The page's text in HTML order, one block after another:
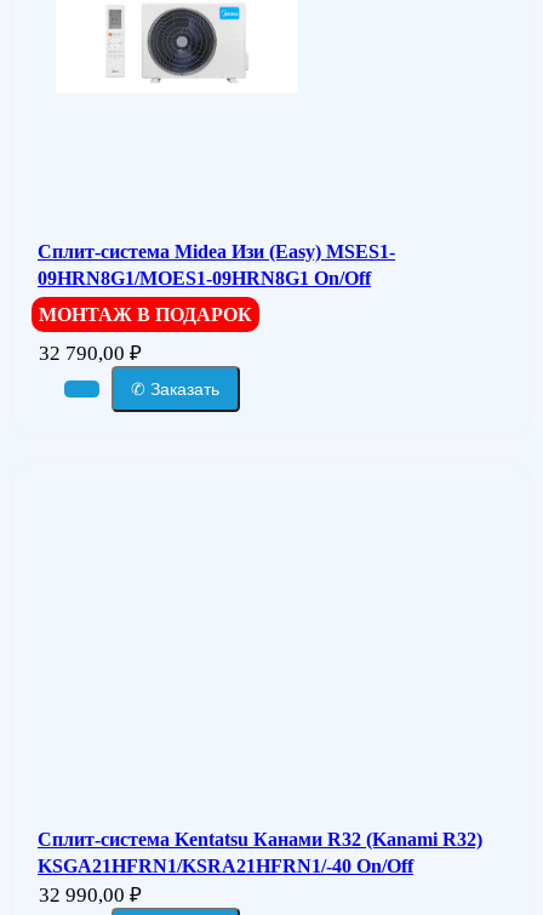
Сплит-система Midea Изи (Easy) MSES1-
09HRN8G1/MOES1-09HRN8G1 On/Off
МОНТАЖ В ПОДАРОК
32 790,00 ₽
✆ Заказать
Сплит-система Kentatsu Канами R32 (Kanami R32)
KSGA21HFRN1/KSRA21HFRN1/-40 On/Off
32 990,00 ₽